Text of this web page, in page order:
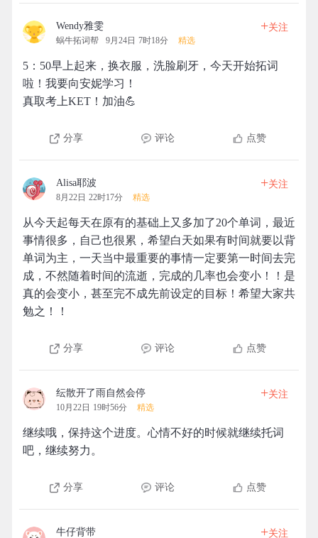
Wendy雅雯
蜗牛拓词帮 9月24日 7时18分 精选
+关注
5：50早上起来，换衣服，洗脸刷牙，今天开始拓词
啦！我要向安妮学习！
真取考上KET！加油💪
分享 评论 点赞
Alisa耶波
8月22日 22时17分 精选
+关注
从今天起每天在原有的基础上又多加了20个单词，最近
事情很多，自己也很累，希望白天如果有时间就要以背
单词为主，一天当中最重要的事情一定要第一时间去完
成，不然随着时间的流逝，完成的几率也会变小！！是
真的会变小，甚至完不成先前设定的目标！希望大家共
勉之！！
分享 评论 点赞
纭散开了雨自然会停
10月22日 19时56分 精选
+关注
继续哦，保持这个进度。心情不好的时候就继续托词
吧，继续努力。
分享 评论 点赞
牛仔背带 +关注